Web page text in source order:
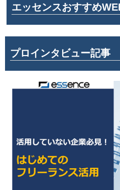
エッセンスおすすめ
プロインタビュー記事